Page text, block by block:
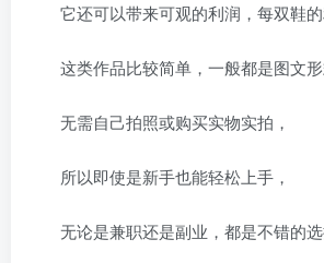
它还可以带来可观的利润，每双鞋的
这类作品比较简单，一般都是图文形
无需自己拍照或购买实物实拍，
所以即使是新手也能轻松上手，
无论是兼职还是副业，都是不错的选